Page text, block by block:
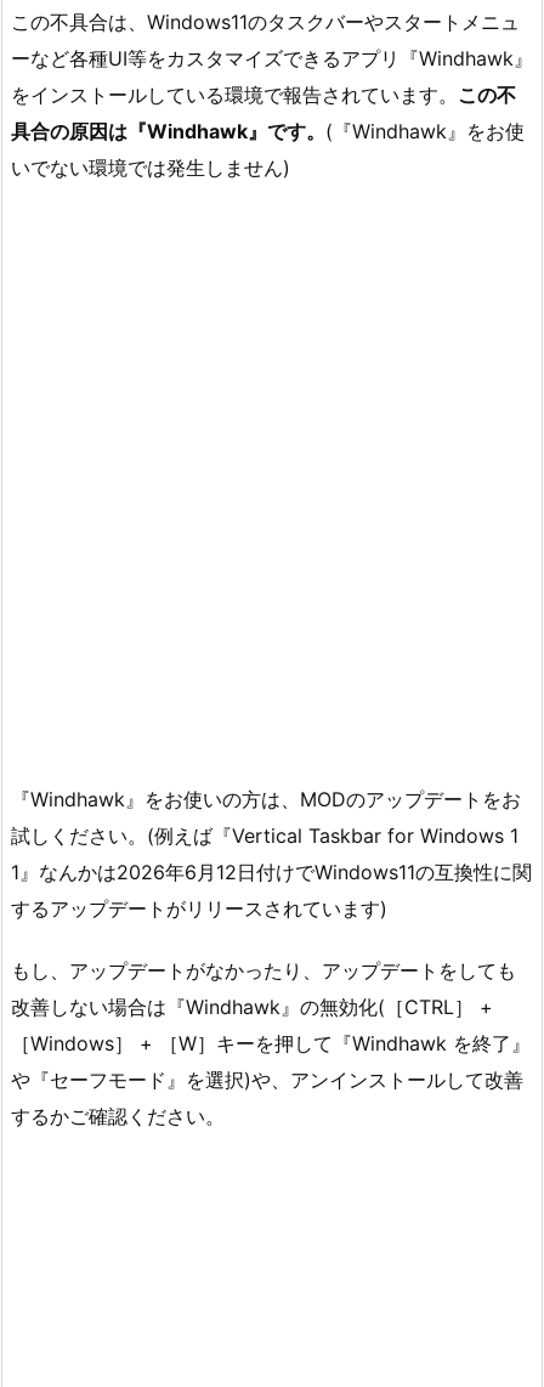
この不具合は、Windows11のタスクバーやスタートメニュ
ーなど各種UI等をカスタマイズできるアプリ『Windhawk』
をインストールしている環境で報告されています。 この不
具合の原因は『Windhawk』です。 (『Windhawk』をお使
いでない環境では発生しません)
『Windhawk』をお使いの方は、MODのアップデートをお
試しください。(例えば『Vertical Taskbar for Windows 1
1』なんかは2026年6月12日付けでWindows11の互換性に関
するアップデートがリリースされています)
もし、アップデートがなかったり、アップデートをしても
改善しない場合は『Windhawk』の無効化(［CTRL］ +
［Windows］ + ［W］キーを押して『Windhawk を終了』
や『セーフモード』を選択)や、アンインストールして改善
するかご確認ください。